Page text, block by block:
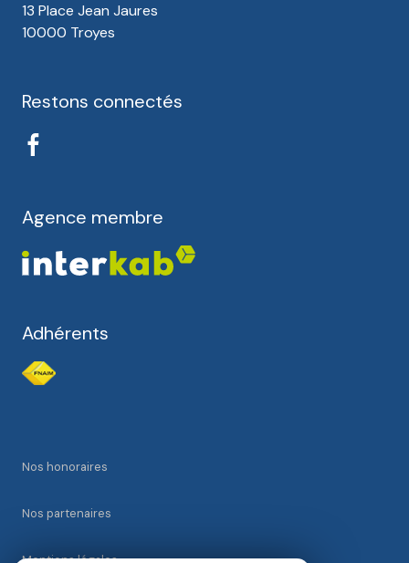
13 Place Jean Jaures
10000 Troyes
Restons connectés
Agence membre
Adhérents
Nos honoraires
Nos partenaires